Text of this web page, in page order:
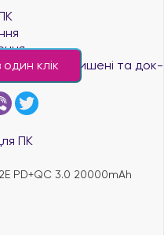
Кишені та док-
ПК
клік
PD+QC 3.0 20000mAh